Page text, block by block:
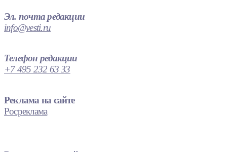
Эл. почта редакции
info@vesti.ru
Телефон редакции
+7 495 232 63 33
Реклама на сайте
Росреклама